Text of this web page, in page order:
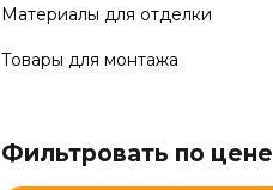
Материалы для отделки
Товары для монтажа
Фильтровать по цене